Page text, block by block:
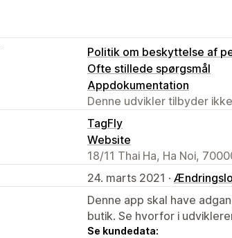
Politik om beskyttelse af
Ofte stillede spørgsmål
Appdokumentation
Denne udvikler tilbyder
TagFly
Website
18/11 Thai Ha, Ha Noi,
24. marts 2021 ·
Denne app skal have
butik. Se hvorfor i
Se kundedata: